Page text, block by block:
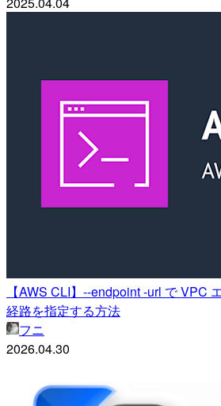
【AWS CLI】--endpoint -url で VPC
経路を指定する方法
フニ
2026.04.30